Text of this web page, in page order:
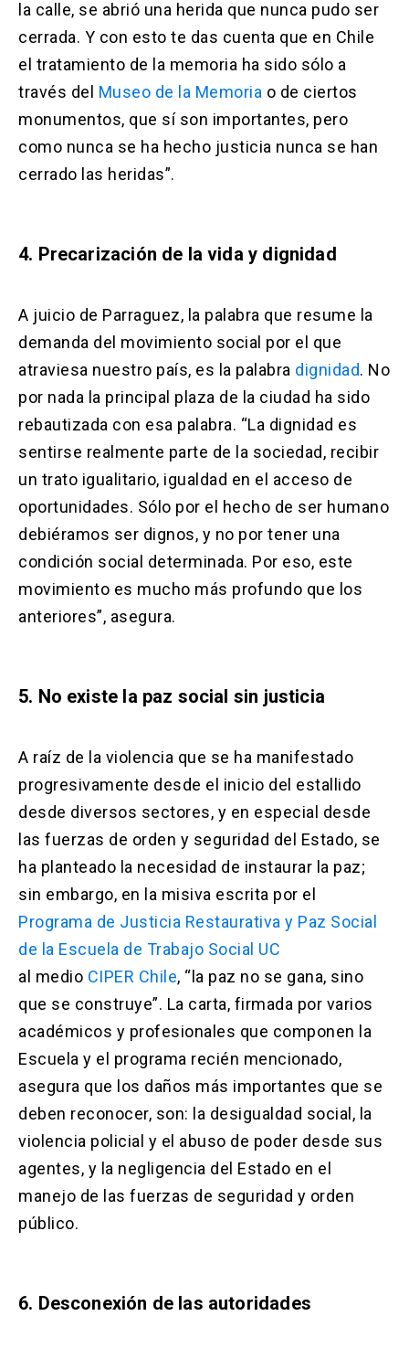
la calle, se abrió una herida que nunca pudo ser
cerrada. Y con esto te das cuenta que en Chile
el tratamiento de la memoria ha sido sólo a
través del Museo de la Memoria o de ciertos
monumentos, que sí son importantes, pero
como nunca se ha hecho justicia nunca se han
cerrado las heridas”.
4. Precarización de la vida y dignidad
A juicio de Parraguez, la palabra que resume la
demanda del movimiento social por el que
atraviesa nuestro país, es la palabra dignidad. No
por nada la principal plaza de la ciudad ha sido
rebautizada con esa palabra. “La dignidad es
sentirse realmente parte de la sociedad, recibir
un trato igualitario, igualdad en el acceso de
oportunidades. Sólo por el hecho de ser humano
debiéramos ser dignos, y no por tener una
condición social determinada. Por eso, este
movimiento es mucho más profundo que los
anteriores”, asegura.
5. No existe la paz social sin justicia
A raíz de la violencia que se ha manifestado
progresivamente desde el inicio del estallido
desde diversos sectores, y en especial desde
las fuerzas de orden y seguridad del Estado, se
ha planteado la necesidad de instaurar la paz;
sin embargo, en la misiva escrita por el
Programa de Justicia Restaurativa y Paz Social
de la Escuela de Trabajo Social UC
al medio CIPER Chile, “la paz no se gana, sino
que se construye”. La carta, firmada por varios
académicos y profesionales que componen la
Escuela y el programa recién mencionado,
asegura que los daños más importantes que se
deben reconocer, son: la desigualdad social, la
violencia policial y el abuso de poder desde sus
agentes, y la negligencia del Estado en el
manejo de las fuerzas de seguridad y orden
público.
6. Desconexión de las autoridades